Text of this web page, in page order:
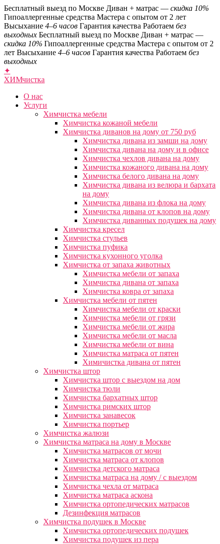
Бесплатный выезд по Москве Диван + матрас — скидка 10%
Гипоаллергенные средства Мастера с опытом от 2 лет
Высыхание 4–6 часов Гарантия качества Работаем без
выходных Бесплатный выезд по Москве Диван + матрас —
скидка 10% Гипоаллергенные средства Мастера с опытом от 2
лет Высыхание 4–6 часов Гарантия качества Работаем без
выходных
✦
ХИМчистка
О нас
Услуги
Химчистка мебели
Химчистка кожаной мебели
Химчистка диванов на дому от 750 руб
Химчистка дивана из замши на дому
Химчистка дивана на дому и в офисе
Химчистка чехлов дивана на дому
Химчистка кожаного дивана на дому
Химчистка белого дивана на дому
Химчистка дивана из велюра и бархата
на дому
Химчистка дивана из флока на дому
Химчистка дивана от клопов на дому
Химчистка диванных подушек на дому
Химчистка кресел
Химчистка стульев
Химчистка пуфика
Химчистка кухонного уголка
Химчистка от запаха животных
Химчистка мебели от запаха
Химчистка дивана от запаха
Химчистка ковра от запаха
Химчистка мебели от пятен
Химчистка мебели от краски
Химчистка мебели от грязи
Химчистка мебели от жира
Химчистка мебели от масла
Химчистка мебели от вина
Химчистка матраса от пятен
Химичистка дивана от пятен
Химчистка штор
Химчистка штор с выездом на дом
Химчистка тюли
Химчистка бархатных штор
Химчистка римских штор
Химчистка занавесок
Химчистка портьер
Химчистка жалюзи
Химчистка матраса на дому в Москве
Химчистка матрасов от мочи
Химчистка матраса от клопов
Химчистка детского матраса
Химчистка матраса на дому / с выездом
Химчистка чехла от матраса
Химчистка матраса аскона
Химчистка ортопедических матрасов
Дезинфекция матрасов
Химчистка подушек в Москве
Химчистка ортопедических подушек
Химчистка подушек из пера